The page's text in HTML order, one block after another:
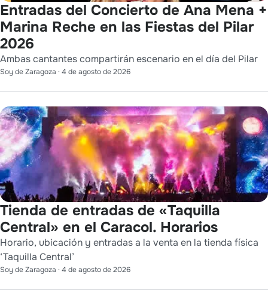
Entradas del Concierto de Ana Mena +
Marina Reche en las Fiestas del Pilar
2026
Ambas cantantes compartirán escenario en el día del Pilar
Soy de Zaragoza · 4 de agosto de 2026
Tienda de entradas de «Taquilla
Central» en el Caracol. Horarios
Horario, ubicación y entradas a la venta en la tienda física
‘Taquilla Central’
Soy de Zaragoza · 4 de agosto de 2026